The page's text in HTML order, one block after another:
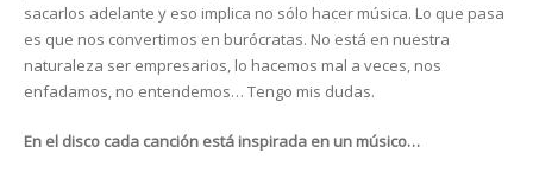
sacarlos adelante y eso implica no sólo hacer música. Lo que pasa
es que nos convertimos en burócratas. No está en nuestra
naturaleza ser empresarios, lo hacemos mal a veces, nos
enfadamos, no entendemos… Tengo mis dudas.
En el disco cada canción está inspirada en un músico…